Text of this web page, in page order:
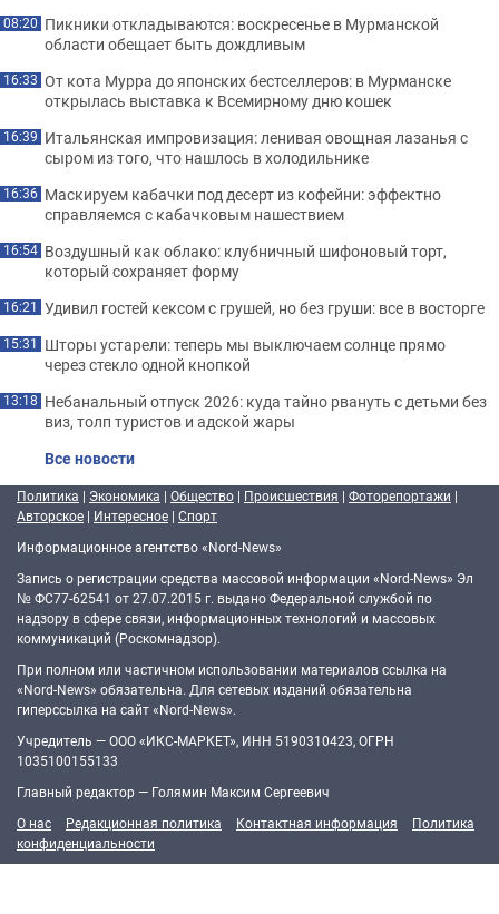
08:20 Пикники откладываются: воскресенье в Мурманской
области обещает быть дождливым
16:33 От кота Мурра до японских бестселлеров: в Мурманске
открылась выставка к Всемирному дню кошек
16:39 Итальянская импровизация: ленивая овощная лазанья с
сыром из того, что нашлось в холодильнике
16:36 Маскируем кабачки под десерт из кофейни: эффектно
справляемся с кабачковым нашествием
16:54 Воздушный как облако: клубничный шифоновый торт,
который сохраняет форму
16:21 Удивил гостей кексом с грушей, но без груши: все в восторге
15:31 Шторы устарели: теперь мы выключаем солнце прямо
через стекло одной кнопкой
13:18 Небанальный отпуск 2026: куда тайно рвануть с детьми без
виз, толп туристов и адской жары
Все новости
Политика | Экономика | Общество | Происшествия | Фоторепортажи |
Авторское | Интересное | Спорт
Информационное агентство «Nord-News»
Запись о регистрации средства массовой информации «Nord-News» Эл
№ ФС77-62541 от 27.07.2015 г. выдано Федеральной службой по
надзору в сфере связи, информационных технологий и массовых
коммуникаций (Роскомнадзор).
При полном или частичном использовании материалов ссылка на
«Nord-News» обязательна. Для сетевых изданий обязательна
гиперссылка на сайт «Nord-News».
Учредитель — ООО «ИКС-МАРКЕТ», ИНН 5190310423, ОГРН
1035100155133
Главный редактор — Голямин Максим Сергеевич
О нас
Редакционная политика Контактная информация
Политика
конфиденциальности